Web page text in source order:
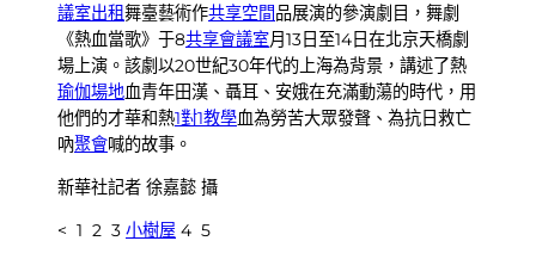
議室出租舞臺藝術作共享空間品展演的參演劇目，舞劇
《熱血當歌》于8共享會議室月13日至14日在北京天橋劇
場上演。該劇以20世紀30年代的上海為背景，講述了熱
瑜伽場地血青年田漢、聶耳、安娥在充滿動蕩的時代，用
他們的才華和熱1對1教學血為勞苦大眾發聲、為抗日救亡
吶聚會喊的故事。
新華社記者 徐嘉懿 攝
< 1 2 3 小樹屋 4 5